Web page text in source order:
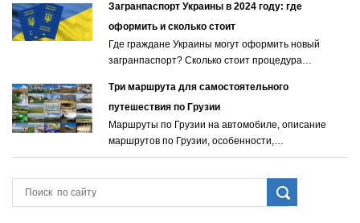
Загранпаспорт Украины в 2024 году: где
оформить и сколько стоит
Где граждане Украины могут оформить новый
загранпаспорт? Сколько стоит процедура…
Три маршрута для самостоятельного
путешествия по Грузии
Маршруты по Грузии на автомобиле, описание
маршрутов по Грузии, особенности,…